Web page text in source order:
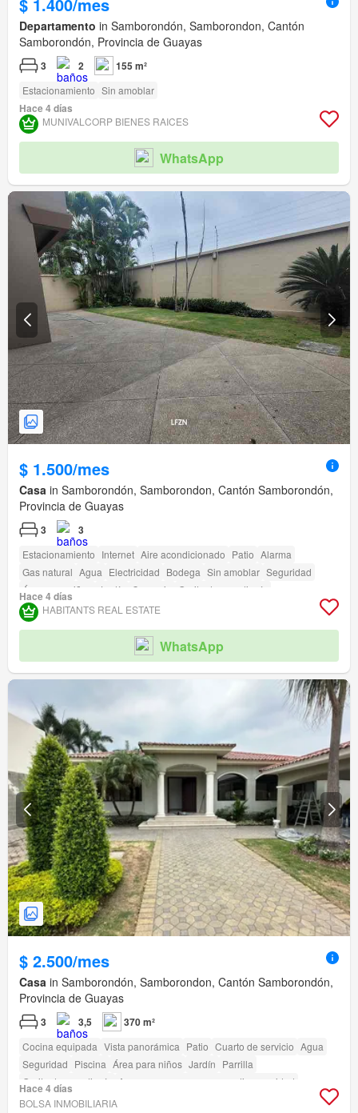
Departamento in Samborondón, Samborondon, Cantón
Samborondón, Provincia de Guayas
3 2 155 m²
Estacionamiento Sin amoblar
Hace 4 días
MUNIVALCORP BIENES RAICES
WhatsApp
$ 1.500/mes
Casa in Samborondón, Samborondon, Cantón Samborondón,
Provincia de Guayas
3 3
Estacionamiento Internet Aire acondicionado Patio Alarma
Gas natural Agua Electricidad Bodega Sin amoblar Seguridad
Área para niños
Jardín Conserje
Garita de guardianía
Acceso para personas con discapacidad
Hace 4 días
HABITANTS REAL ESTATE
WhatsApp
$ 2.500/mes
Casa in Samborondón, Samborondon, Cantón Samborondón,
Provincia de Guayas
3 3,5 370 m²
Cocina equipada Vista panorámica Patio Cuarto de servicio Agua
Seguridad Piscina Área para niños Jardín Parrilla
Garita de guardianía
Acceso para personas con discapacidad
Hace 4 días
BOLSA INMOBILIARIA